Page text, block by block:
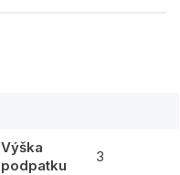
Výška
podpatku
3